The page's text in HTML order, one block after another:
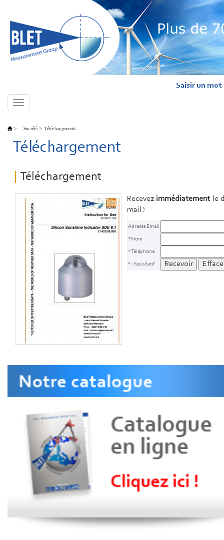
Saisir un
Toggle
> Société > Téléchargements
Téléchargement
Téléchargement
Recevez immédiatementle
mail !
Adresse Email
*Nom
*Téléphone
* : Facultatif